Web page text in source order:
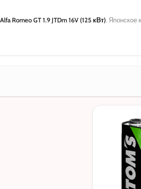
5W-30 C3
5W-30 DL-1
0W-20 PAO
0W-20
Alfa Romeo GT 1.9 JTDm 16V (125 кВт). Японское